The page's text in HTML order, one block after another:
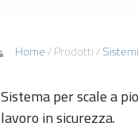
Home/Prodotti/
Sistema per scale a
lavoro in sicurezza.